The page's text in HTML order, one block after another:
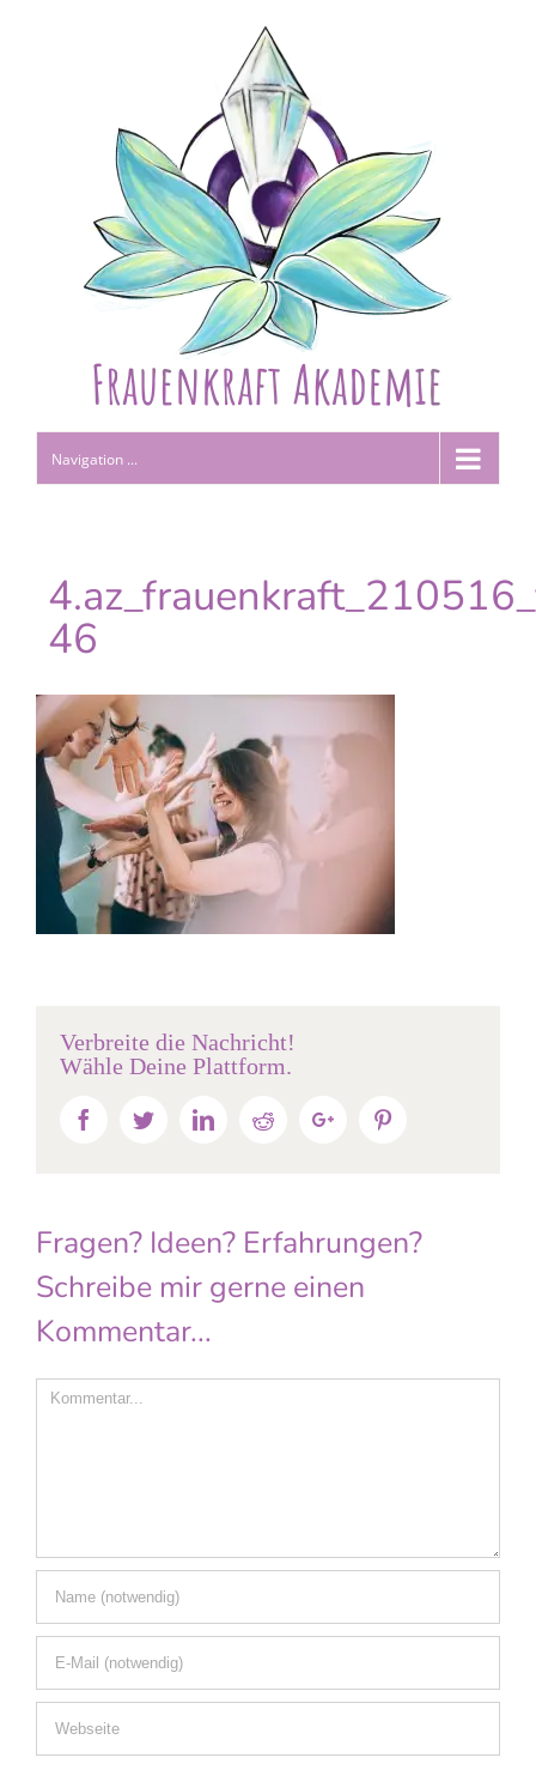
Navigation ...
46
Verbreite die Nachricht!
Wähle Deine Plattform.
FacebookTwitterLinkedinRedditGoogle+
Fragen? Ideen? Erfahrungen?
Schreibe mir gerne einen
Kommentar...
Comment